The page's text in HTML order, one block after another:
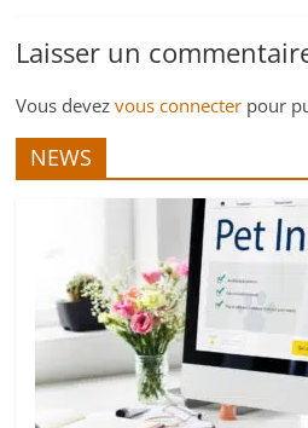
Laisser un
Vous devezvous connecter pour
NEWS